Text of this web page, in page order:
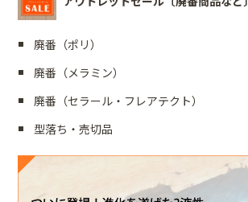
廃番（ポリ）
廃番（メラミン）
廃番（セラール・フレアテクト）
型落ち・売切品